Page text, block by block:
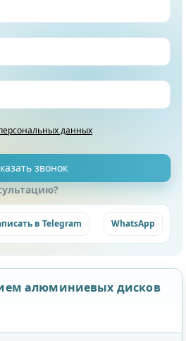
данных
в Telegram WhatsApp
алюминиевых дисков